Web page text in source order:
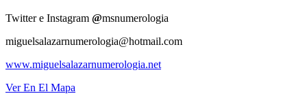
Twitter e Instagram @msnumerologia
miguelsalazarnumerologia@hotmail.com
www.miguelsalazarnumerologia.net
Ver En El Mapa